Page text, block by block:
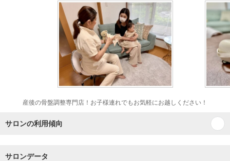
産後の骨盤調整専門店！お子様連れでもお気軽にお越しください！
サロンの利用傾向
サロンデータ